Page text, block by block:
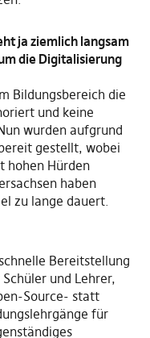
ja ziemlich langsam
die Digitalisierung
Bildungsbereich die
und keine
wurden aufgrund
gestellt, wobei
hohen Hürden
haben
zu lange dauert.
Bereitstellung
und Lehrer,
Source- statt
für